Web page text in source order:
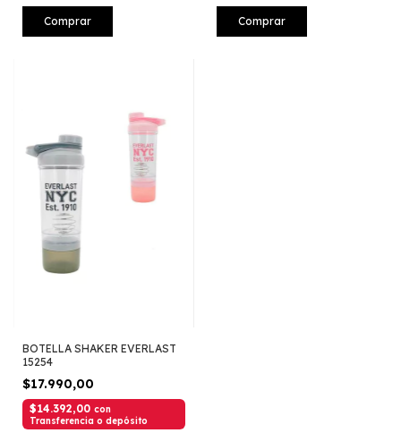
Comprar Comprar
BOTELLA SHAKER EVERLAST
15254
$17.990,00
$14.392,00 con
Transferencia o depósito